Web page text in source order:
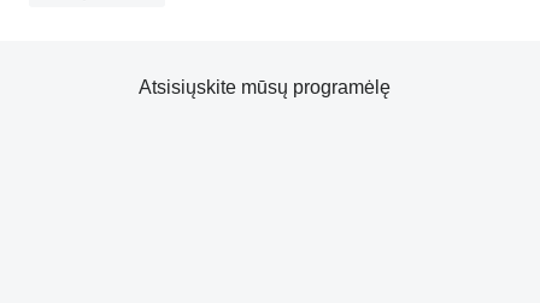
Atsisiųskite mūsų programėlę